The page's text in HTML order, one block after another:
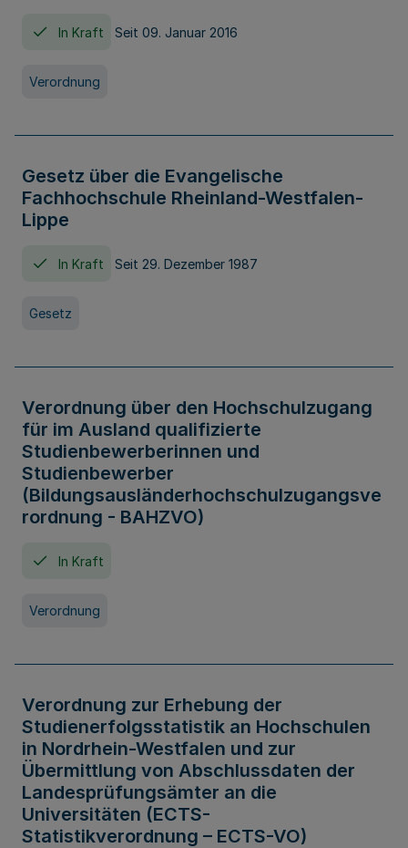
In Kraft Seit 09. Januar 2016
Verordnung
Gesetz über die Evangelische
Fachhochschule Rheinland-Westfalen-
Lippe
In Kraft Seit 29. Dezember 1987
Gesetz
Verordnung über den Hochschulzugang
für im Ausland qualifizierte
Studienbewerberinnen und
Studienbewerber
(Bildungsausländerhochschulzugangsve
rordnung - BAHZVO)
In Kraft
Verordnung
Verordnung zur Erhebung der
Studienerfolgsstatistik an Hochschulen
in Nordrhein-Westfalen und zur
Übermittlung von Abschlussdaten der
Landesprüfungsämter an die
Universitäten (ECTS-
Statistikverordnung – ECTS-VO)